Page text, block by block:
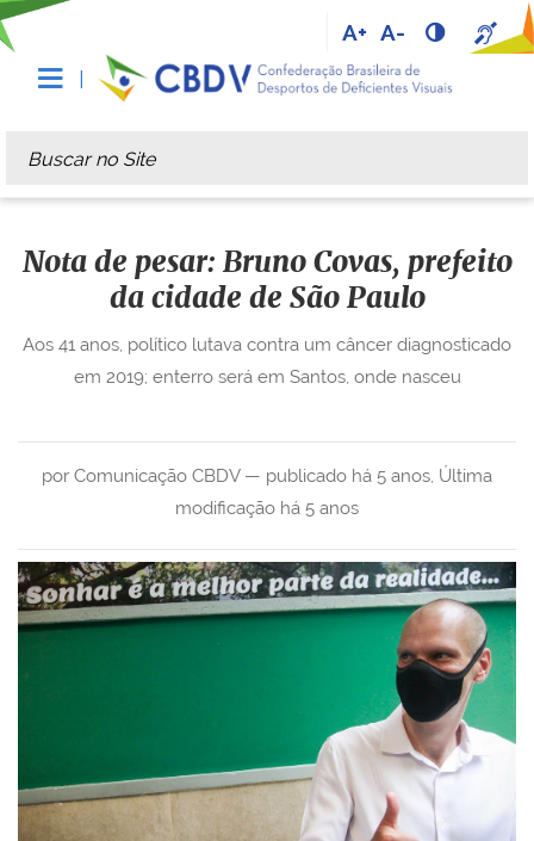
A+ A-
Busca
Busca Avançada…
Nota de pesar: Bruno Covas, prefeito
da cidade de São Paulo
por Comunicação CBDV — publicado há 5 anos, Última
modificação há 5 anos
Aos 41 anos, político lutava contra um câncer diagnosticado
em 2019; enterro será em Santos, onde nasceu